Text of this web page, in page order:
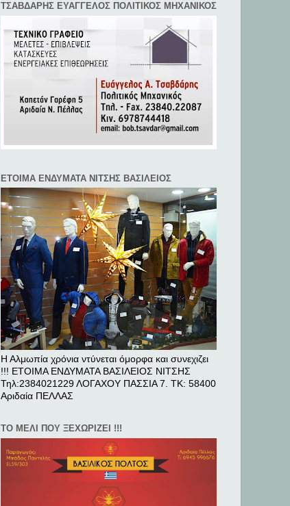
ΤΣΑΒΔΑΡΗΣ ΕΥΑΓΓΕΛΟΣ ΠΟΛΙΤΙΚΟΣ ΜΗΧΑΝΙΚΟΣ
ΕΤΟΙΜΑ ΕΝΔΥΜΑΤΑ ΝΙΤΣΗΣ ΒΑΣΙΛΕΙΟΣ
Η Αλμωπία χρόνια ντύνεται όμορφα και συνεχιζει
!!! ΕΤΟΙΜΑ ΕΝΔΥΜΑΤΑ ΒΑΣΙΛΕΙΟΣ ΝΙΤΣΗΣ
Τηλ:2384021229 ΛΟΓΑΧΟΥ ΠΑΣΣΙΑ 7. ΤΚ: 58400
Αριδαία ΠΕΛΛAΣ
ΤΟ ΜΕΛΙ ΠΟΥ ΞΕΧΩΡΙΖΕΙ !!!